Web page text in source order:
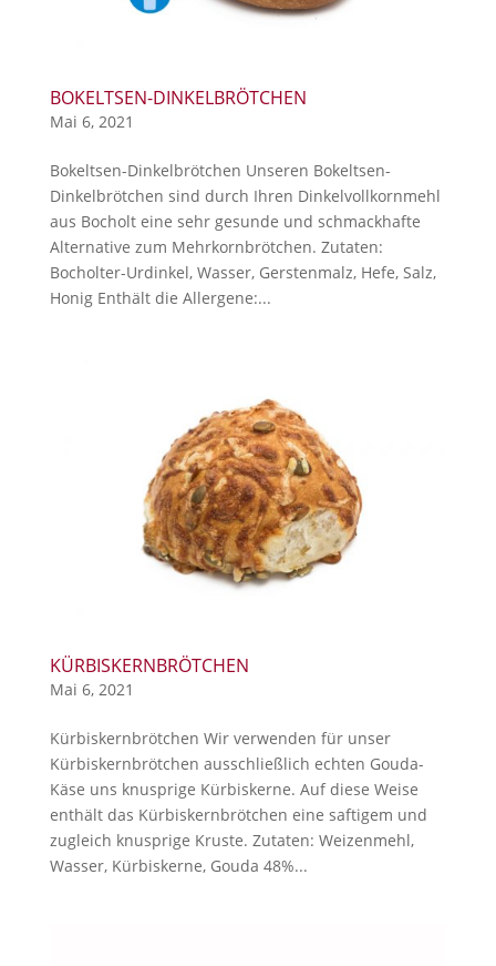
BOKELTSEN-DINKELBRÖTCHEN
Mai 6, 2021
Bokeltsen-Dinkelbrötchen Unseren Bokeltsen-
Dinkelbrötchen sind durch Ihren Dinkelvollkornmehl
aus Bocholt eine sehr gesunde und schmackhafte
Alternative zum Mehrkornbrötchen. Zutaten:
Bocholter-Urdinkel, Wasser, Gerstenmalz, Hefe, Salz,
Honig Enthält die Allergene:...
KÜRBISKERNBRÖTCHEN
Mai 6, 2021
Kürbiskernbrötchen Wir verwenden für unser
Kürbiskernbrötchen ausschließlich echten Gouda-
Käse uns knusprige Kürbiskerne. Auf diese Weise
enthält das Kürbiskernbrötchen eine saftigem und
zugleich knusprige Kruste. Zutaten: Weizenmehl,
Wasser, Kürbiskerne, Gouda 48%...